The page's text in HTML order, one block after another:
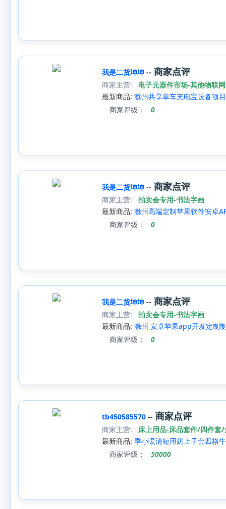
我是二货坤坤 -- 商家点评
商家主营:
电子元器件市场-其他物联
最新商品: 滁州共享单车充电宝设备项
商家评级：
0
我是二货坤坤 -- 商家点评
商家主营:
拍卖会专用-书法字画
最新商品: 滁州高端定制苹果软件安卓
商家评级：
0
我是二货坤坤 -- 商家点评
商家主营:
拍卖会专用-书法字画
最新商品: 滁州 安卓苹果app开发定制
商家评级：
0
tb450585570 -- 商家点评
商家主营:
床上用品-床品套件/四件套
最新商品: 季小暖清短用奶上子套四格
商家评级：
50000